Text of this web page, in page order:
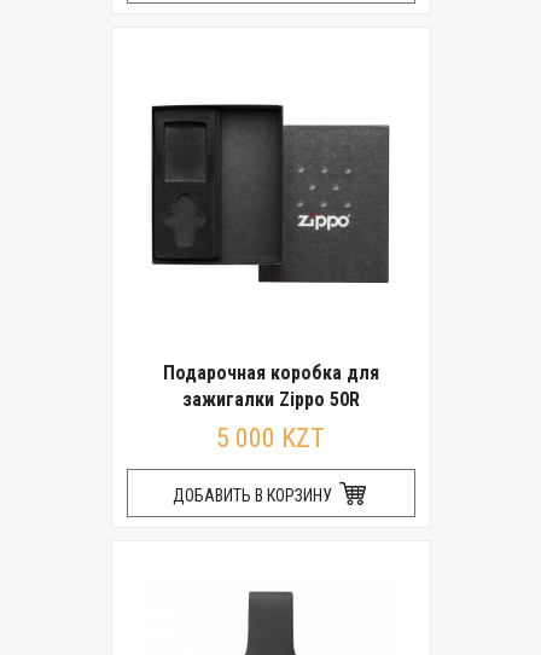
Подарочная коробка для
зажигалки Zippo 50R
5 000 KZT
ДОБАВИТЬ В КОРЗИНУ